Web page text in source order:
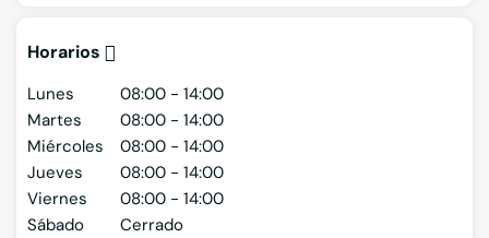
Horarios
Lunes
08:00 - 14:00
Martes
08:00 - 14:00
Miércoles
08:00 - 14:00
Jueves
08:00 - 14:00
Viernes
08:00 - 14:00
Sábado
Cerrado